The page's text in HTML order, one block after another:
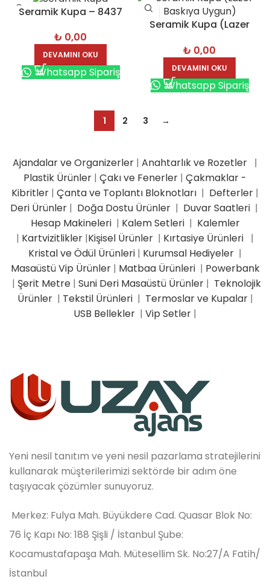
Seramik Kupa – 8437
₺ 0,00
DEVAMINI OKU
Whatsapp Sipariş
Seramik Kupa (Lazer
₺ 0,00
DEVAMINI OKU
Whatsapp Sipariş
1 2 3 →
Ajandalar ve Organizerler | Anahtarlık ve Rozetler |
Plastik Ürünler | Çakı ve Fenerler | Çakmaklar -
Kibritler | Çanta ve Toplantı Bloknotları | Defterler |
Deri Ürünler| Doğa Dostu Ürünler | Duvar Saatleri |
Hesap Makineleri| Kalem Setleri| Kalemler
| Kartvizitlikler |Kişisel Ürünler | Kırtasiye Ürünleri |
Kristal ve Ödül Ürünleri | Kurumsal Hediyeler |
Masaüstü Vip Ürünler| Matbaa Ürünleri| Powerbank
| Şerit Metre| Suni Deri Masaüstü Ürünler| Teknolojik
Ürünler | Tekstil Ürünleri | Termoslar ve Kupalar|
USB Bellekler | Vip Setler |
Yeni nesil tanıtım ve yeni nesil pazarlama stratejilerini
kullanarak müşterilerimizi sektörde bir adım öne
taşıyacak çözümler sunuyoruz.
Merkez: Fulya Mah. Büyükdere Cad. Quasar Blok No:
76 İç Kapı No: 188 Şişli / İstanbul Şube:
Kocamustafapaşa Mah. Mütesellim Sk. No:27/A Fatih/
İstanbul